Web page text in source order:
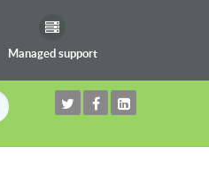
Managed support